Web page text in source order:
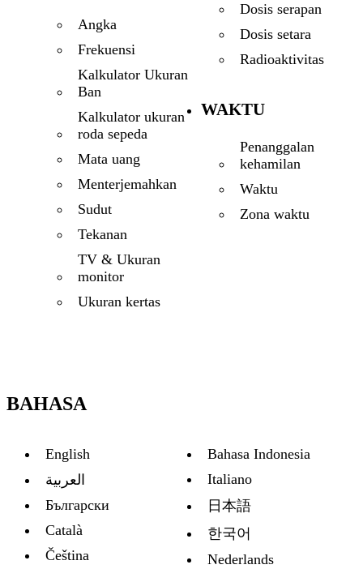
Angka
Frekuensi
Kalkulator Ukuran
Ban
Kalkulator ukuran
roda sepeda
Mata uang
Menterjemahkan
Sudut
Tekanan
TV & Ukuran
monitor
Ukuran kertas
Dosis serapan
Dosis setara
Radioaktivitas
WAKTU
Penanggalan
kehamilan
Waktu
Zona waktu
BAHASA
English
العربية
Български
Català
Čeština
Bahasa Indonesia
Italiano
日本語
한국어
Nederlands